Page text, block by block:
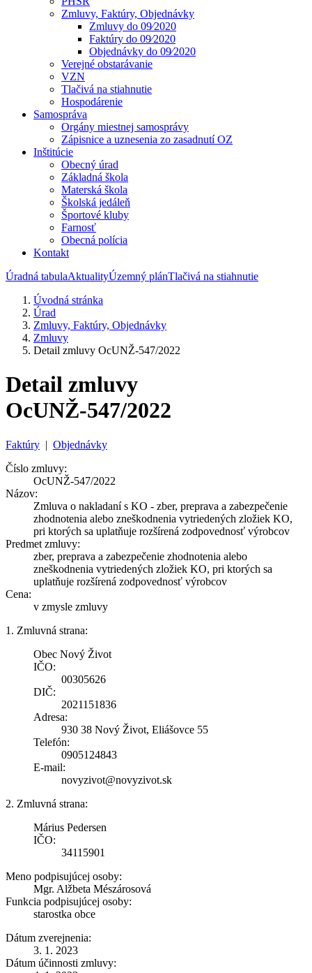
Zmluvy, Faktúry, Objednávky
Zmluvy do 09⁄2020
Faktúry do 09⁄2020
Objednávky do 09⁄2020
Verejné obstarávanie
VZN
Tlačivá na stiahnutie
Hospodárenie
Samospráva
Orgány miestnej samosprávy
Zápisnice a uznesenia zo zasadnutí OZ
Inštitúcie
Obecný úrad
Základná škola
Materská škola
Školská jedáleň
Športové kluby
Farnosť
Obecná polícia
Kontakt
Úradná tabulaAktualityÚzemný plánTlačivá na stiahnutie
Úvodná stránka
Úrad
Zmluvy, Faktúry, Objednávky
Zmluvy
Detail zmluvy OcUNŽ-547/2022
Detail zmluvy
OcUNŽ-547/2022
Faktúry | Objednávky
Číslo zmluvy:
OcUNŽ-547/2022
Názov:
Zmluva o nakladaní s KO - zber, preprava a zabezpečenie
zhodnotenia alebo zneškodnenia vytriedených zložiek KO,
pri ktorých sa uplatňuje rozšírená zodpovednosť výrobcov
Predmet zmluvy:
zber, preprava a zabezpečenie zhodnotenia alebo
zneškodnenia vytriedených zložiek KO, pri ktorých sa
uplatňuje rozšírená zodpovednosť výrobcov
Cena:
v zmysle zmluvy
1. Zmluvná strana:
Obec Nový Život
IČO:
00305626
DIČ:
2021151836
Adresa:
930 38 Nový Život, Eliášovce 55
Telefón:
0905124843
E-mail:
novyzivot@novyzivot.sk
2. Zmluvná strana:
Márius Pedersen
IČO:
34115901
Meno podpisujúcej osoby:
Mgr. Alžbeta Mészárosová
Funkcia podpisujúcej osoby:
starostka obce
Dátum zverejnenia:
3. 1. 2023
Dátum účinnosti zmluvy: